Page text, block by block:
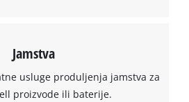
Jamstva
usluge produljenja jamstva za
proizvode ili baterije.